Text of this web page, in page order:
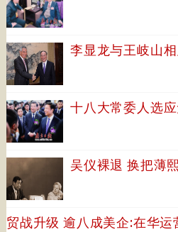
李显龙与王岐山
十八大常委人选
吴仪裸退 换把薄
贸战升级 逾八成美企:在华运